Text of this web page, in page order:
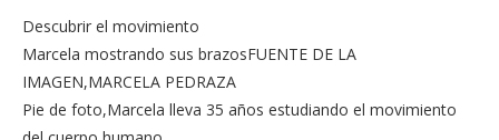
Descubrir el movimiento
Marcela mostrando sus brazosFUENTE DE LA
IMAGEN,MARCELA PEDRAZA
Pie de foto,Marcela lleva 35 años estudiando el movimiento